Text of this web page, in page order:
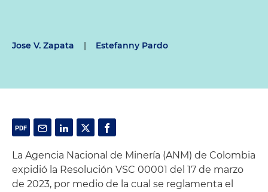
Jose V. Zapata | Estefanny Pardo
La Agencia Nacional de Minería (ANM) de Colombia
expidió la Resolución VSC 00001 del 17 de marzo
de 2023, por medio de la cual se reglamenta el